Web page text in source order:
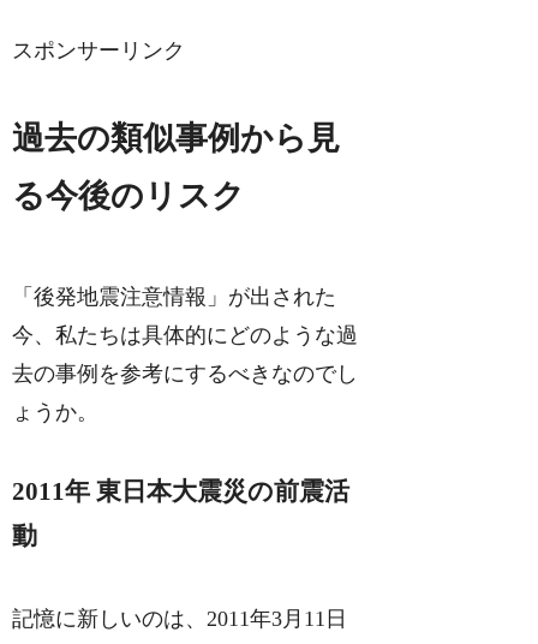
スポンサーリンク
過去の類似事例から見
る今後のリスク
「後発地震注意情報」が出された
今、私たちは具体的にどのような過
去の事例を参考にするべきなのでし
ょうか。
2011年 東日本大震災の前震活
動
記憶に新しいのは、2011年3月11日